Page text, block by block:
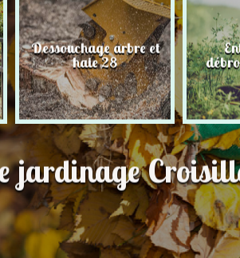
Dessouchage arbre et
haie 28
jardinage